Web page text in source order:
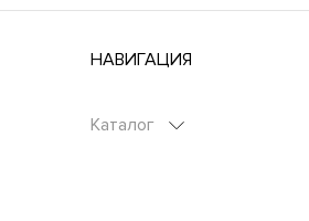
НАВИГАЦИЯ
Каталог